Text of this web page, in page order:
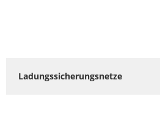
Ladungssicherungsnetze